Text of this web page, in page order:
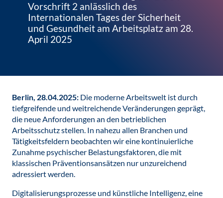
Vorschrift 2 anlässlich des
Internationalen Tages der Sicherheit
und Gesundheit am Arbeitsplatz am 28.
April 2025
Berlin, 28.04.2025: Die moderne Arbeitswelt ist durch
tiefgreifende und weitreichende Veränderungen geprägt,
die neue Anforderungen an den betrieblichen
Arbeitsschutz stellen. In nahezu allen Branchen und
Tätigkeitsfeldern beobachten wir eine kontinuierliche
Zunahme psychischer Belastungsfaktoren, die mit
klassischen Präventionsansätzen nur unzureichend
adressiert werden.
Digitalisierungsprozesse und künstliche Intelligenz, eine